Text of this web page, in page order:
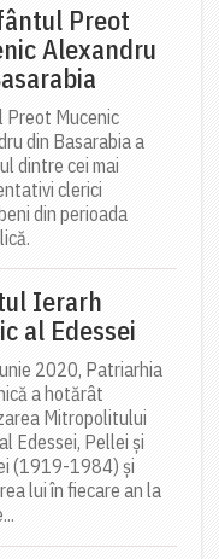
Preot
Alexandru
Preot Mucenic
din Basarabia a
dintre cei mai
clerici
din perioada
Ierarh
al Edessei
2020, Patriarhia
a hotărât
Mitropolitului
Edessei, Pellei și
(1919-1984) și
lui în fiecare an la